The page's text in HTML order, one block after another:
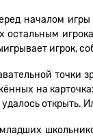
началом
игрок,
точки
на